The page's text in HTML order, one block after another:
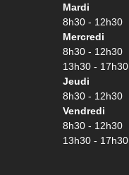
Mardi
8h30 - 12h30
Mercredi
8h30 - 12h30
13h30 - 17h30
Jeudi
8h30 - 12h30
Vendredi
8h30 - 12h30
13h30 - 17h30